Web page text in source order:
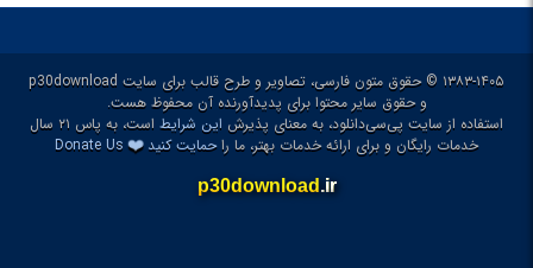
۱۳۸۳-۱۴۰۵ © حقوق متون فارسی، تصاویر و طرح قالب برای سایت p30download
و حقوق سایر محتوا برای پدیدآورنده آن محفوظ هست.
استفاده از سایت پی‌سی‌دانلود، به معنای پذیرش این شرایط
است، به پاس ۲۱ سال
خدمات رایگان و برای ارائه خدمات بهتر، ما راحمایت کنید❤️
Donate Us
p30download